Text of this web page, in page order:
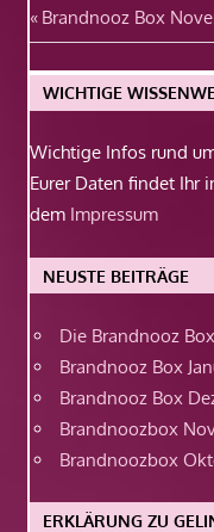
Vorheriger
Beitrag:
Brandnooz Box
WICHTIGE
Wichtige Infos rund
Eurer Daten findet Ihr
dem Impressum
NEUSTE BEITRÄGE
Die Brandnooz
Brandnooz Box
Brandnooz Box
Brandnoozbox
Brandnoozbox
ERKLÄRUNG ZU